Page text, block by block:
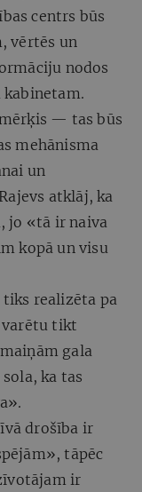
centrs būs
vērtēs un
nodos
— tas būs
mehānisma
un
atklāj, ka
jo «tā ir naiva
kopā un visu
tiks realizēta pa
tikt
gala
ka tas
drošība ir
tāpēc
ir